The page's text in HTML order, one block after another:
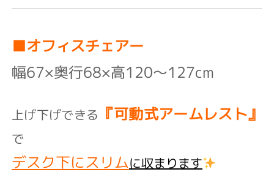
■オフィスチェアー
幅67×奥行68×高120～127cm
上げ下げできる 『可動式アームレスト』
で
デスク下にスリムに収まります